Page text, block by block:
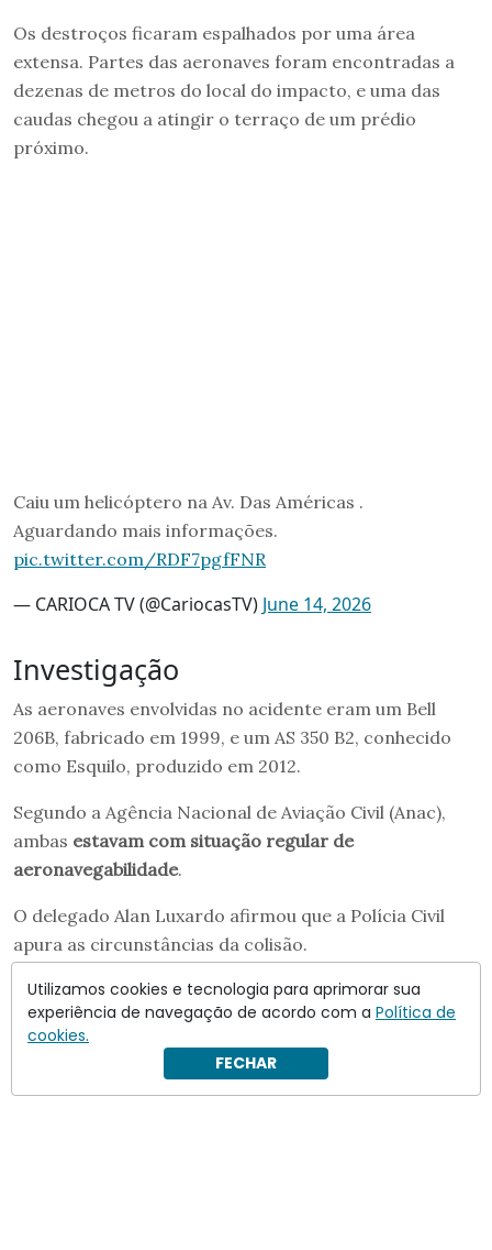
Os destroços ficaram espalhados por uma área
extensa. Partes das aeronaves foram encontradas a
dezenas de metros do local do impacto, e uma das
caudas chegou a atingir o terraço de um prédio
próximo.
Caiu um helicóptero na Av. Das Américas .
Aguardando mais informações.
pic.twitter.com/RDF7pgfFNR
— CARIOCA TV (@CariocasTV) June 14, 2026
Investigação
As aeronaves envolvidas no acidente eram um Bell
206B, fabricado em 1999, e um AS 350 B2, conhecido
como Esquilo, produzido em 2012.
Segundo a Agência Nacional de Aviação Civil (Anac),
ambas estavam com situação regular de
aeronavegabilidade.
O delegado Alan Luxardo afirmou que a Polícia Civil
apura as circunstâncias da colisão.
Utilizamos cookies e tecnologia para aprimorar sua
experiência de navegação de acordo com a Política de
cookies.
FECHAR